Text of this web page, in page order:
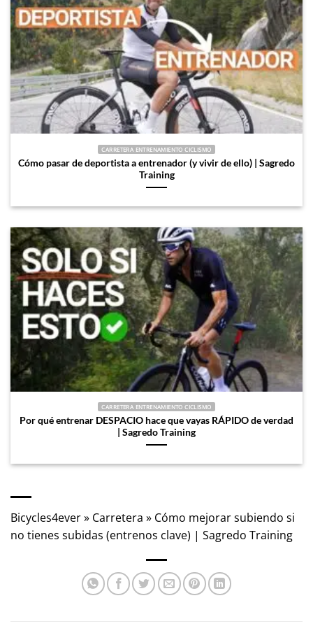
CARRETERA ENTRENAMIENTO CICLISMO
Cómo pasar de deportista a entrenador (y vivir de ello) | Sagredo
Training
CARRETERA ENTRENAMIENTO CICLISMO
Por qué entrenar DESPACIO hace que vayas RÁPIDO de verdad
| Sagredo Training
Bicycles4ever» Carretera » Cómo mejorar subiendo si
no tienes subidas (entrenos clave) | Sagredo Training